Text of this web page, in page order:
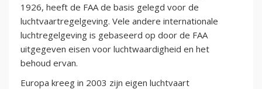
1926, heeft de FAA de basis gelegd voor de
luchtvaartregelgeving. Vele andere internationale
luchtregelgeving is gebaseerd op door de FAA
uitgegeven eisen voor luchtwaardigheid en het
behoud ervan.
Europa kreeg in 2003 zijn eigen luchtvaart